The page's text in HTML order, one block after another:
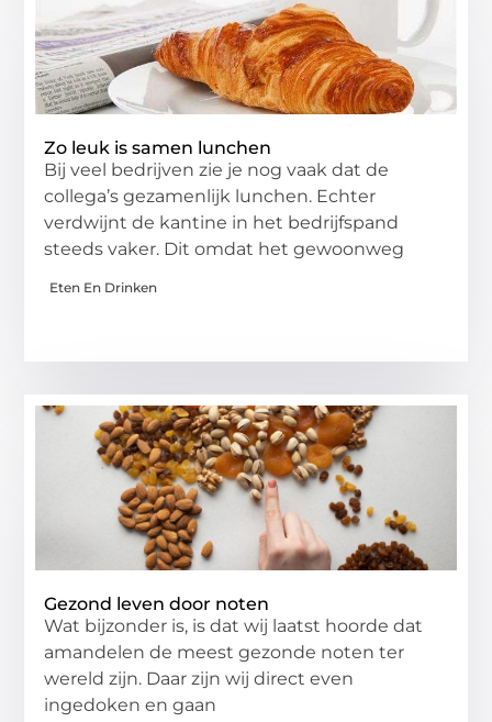
Zo leuk is samen lunchen
Bij veel bedrijven zie je nog vaak dat de
collega’s gezamenlijk lunchen. Echter
verdwijnt de kantine in het bedrijfspand
steeds vaker. Dit omdat het gewoonweg
Eten En Drinken
Gezond leven door noten
Wat bijzonder is, is dat wij laatst hoorde dat
amandelen de meest gezonde noten ter
wereld zijn. Daar zijn wij direct even
ingedoken en gaan